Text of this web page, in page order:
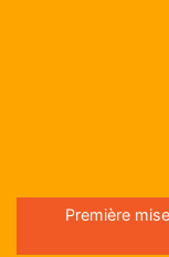
Première